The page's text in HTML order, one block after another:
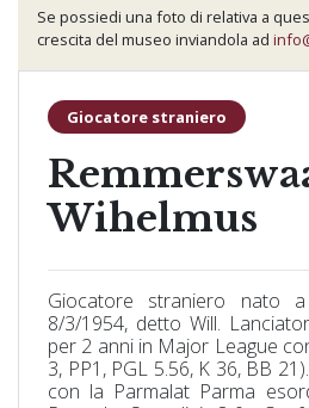
Giocatore straniero
Wihelmus
Giocatore straniero nato
8/3/1954, detto Will.
per 2 anni in Major League
3, PP1, PGL 5.56, K 36, BB
con la Parmalat Parma
Se possiedi una foto di relativa a
crescita del museo inviandola ad